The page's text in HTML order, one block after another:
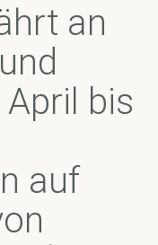
an
bis
auf